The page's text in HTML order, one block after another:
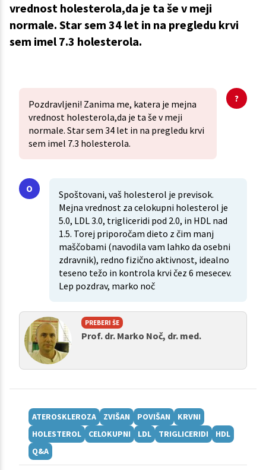
vrednost holesterola,da je ta še v meji
normale. Star sem 34 let in na pregledu krvi
sem imel 7.3 holesterola.
Pozdravljeni! Zanima me, katera je mejna
vrednost holesterola,da je ta še v meji
normale. Star sem 34 let in na pregledu krvi
sem imel 7.3 holesterola.
Spoštovani, vaš holesterol je previsok.
Mejna vrednost za celokupni holesterol je
5.0, LDL 3.0, trigliceridi pod 2.0, in HDL nad
1.5. Torej priporočam dieto z čim manj
maščobami (navodila vam lahko da osebni
zdravnik), redno fizično aktivnost, idealno
teseno težo in kontrola krvi čez 6 mesecev.
Lep pozdrav, marko noč
PREBERI ŠE
Prof. dr. Marko Noč, dr. med.
ATEROSKLEROZA ZVIŠAN POVIŠAN
KRVNI
HOLESTEROL
CELOKUPNI LDL TRIGLICERIDI
HDL
Q&A